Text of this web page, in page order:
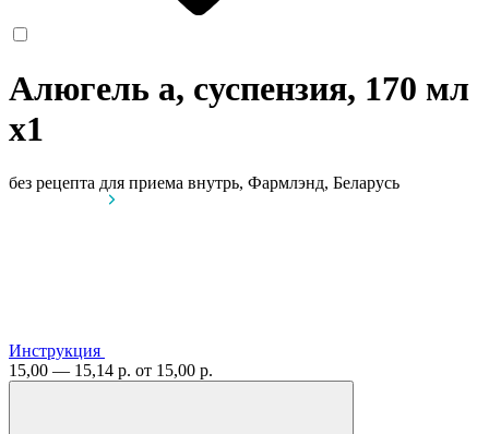
Алюгель а, суспензия, 170 мл
x1
без рецепта для приема внутрь, Фармлэнд, Беларусь
Инструкция
15,00 — 15,14 р. от 15,00 р.